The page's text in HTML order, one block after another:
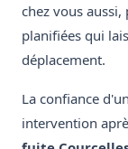
chez vous
planifiées qui
déplacement.
La confiance
intervention